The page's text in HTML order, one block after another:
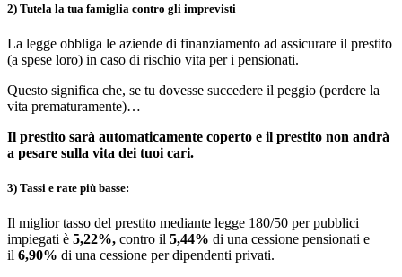
2) Tutela la tua famiglia contro gli imprevisti
La legge obbliga le aziende di finanziamento ad assicurare il prestito
(a spese loro) in caso di rischio vita per i pensionati.
Questo significa che, se tu dovesse succedere il peggio (perdere la
vita prematuramente)…
Il prestito sarà automaticamente coperto e il prestito non andrà
a pesare sulla vita dei tuoi cari.
3) Tassi e rate più basse:
Il miglior tasso del prestito mediante legge 180/50 per pubblici
impiegati è 5,22%, contro il 5,44% di una cessione pensionati e
il 6,90% di una cessione per dipendenti privati.